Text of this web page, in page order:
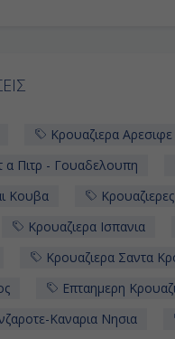
Κρουαζιερα
α Πιτρ - Γουαδελουπη
Κουβα
Κρουαζιερα Ισπανια
Κρουαζιερα Σαντα
Επταημερη
Καναρια Νησια